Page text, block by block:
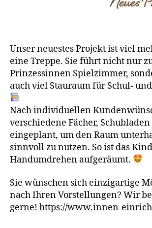
Unser neuestes Projekt ist viel
eine Treppe. Sie führt nicht nur
Prinzessinnen Spielzimmer,
auch viel Stauraum für Schul-
Nach individuellen
verschiedene Fächer,
eingeplant, um den Raum
sinnvoll zu nutzen. So ist das
Handumdrehen aufgeräumt.
Sie wünschen sich einzigartige
nach Ihren Vorstellungen? Wir
gerne! https://www.innen-